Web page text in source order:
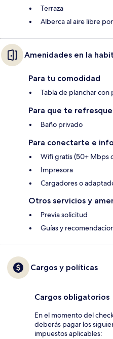
Terraza
Alberca al aire libre
Amenidades en la
Para tu comodidad
Tabla de planchar con
Para que te
Baño privado
Para conectarte e
Wifi gratis (50+ Mbps
Impresora
Cargadores o
Otros servicios y
Previa solicitud
Guías y
Cargos y políticas
Cargos obligatorios
En el momento del
deberás pagar los
impuestos aplicables: